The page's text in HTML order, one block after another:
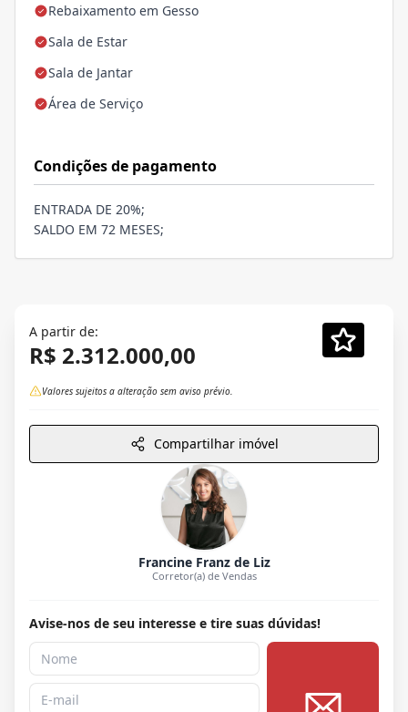
Rebaixamento em Gesso
Sala de Estar
Sala de Jantar
Área de Serviço
Condições de pagamento
ENTRADA DE 20%;
SALDO EM 72 MESES;
A partir de:
R$ 2.312.000,00
Valores sujeitos a alteração sem aviso prévio.
Compartilhar imóvel
Francine Franz de Liz
Corretor(a) de Vendas
Avise-nos de seu interesse e tire suas dúvidas!